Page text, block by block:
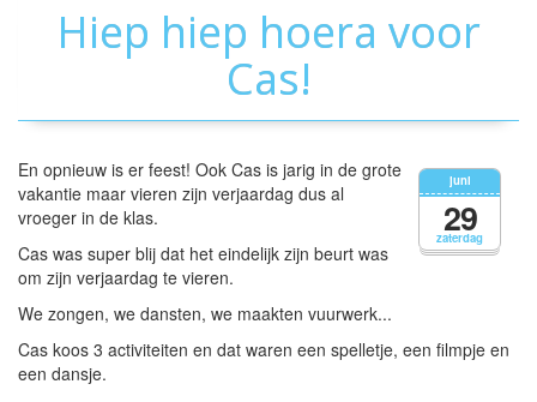
Hiep hiep hoera voor
Cas!
zaterdag
juni
29
En opnieuw is er feest! Ook Cas is jarig in de grote
vakantie maar vieren zijn verjaardag dus al
vroeger in de klas.
Cas was super blij dat het eindelijk zijn beurt was
om zijn verjaardag te vieren.
We zongen, we dansten, we maakten vuurwerk...
Cas koos 3 activiteiten en dat waren een spelletje, een filmpje en
een dansje.